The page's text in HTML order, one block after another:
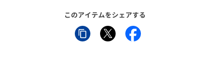
このアイテムをシェアする